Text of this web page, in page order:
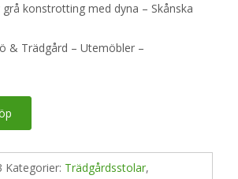
konstrotting med dyna – Skånska
& Trädgård – Utemöbler –
Kategorier: Trädgårdsstolar,